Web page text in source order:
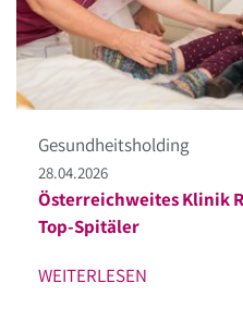
Gesundheitsholding
28.04.2026
Österreichweites Klinik
Top-Spitäler
WEITERLESEN